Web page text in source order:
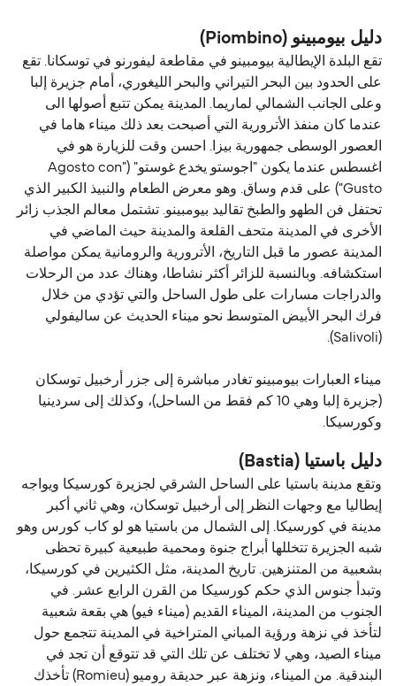
دليل بيومبينو (Piombino)
تقع البلدة الإيطالية بيومبينو في مقاطعة ليفورنو في توسكانا. تقع
على الحدود بين البحر التيراني والبحر الليغوري، أمام جزيرة إلبا
وعلى الجانب الشمالي لماريما. المدينة يمكن تتبع أصولها الى
عندما كان منفذ الأترورية التي أصبحت بعد ذلك ميناء هاما في
العصور الوسطى جمهورية بيزا. احسن وقت للزيارة هو في
اغسطس عندما يكون "اجوستو يخدع غوستو" ("Agosto con
Gusto") على قدم وساق. وهو معرض الطعام والنبيذ الكبير الذي
تحتفل فن الطهو والطبخ تقاليد بيومبينو. تشتمل معالم الجذب زائر
الأخرى في المدينة متحف القلعة والمدينة حيث الماضي في
المدينة عصور ما قبل التاريخ، الأترورية والرومانية يمكن مواصلة
استكشافه. وبالنسبة للزائر أكثر نشاطا، وهناك عدد من الرحلات
والدراجات مسارات على طول الساحل والتي تؤدي من خلال
فرك البحر الأبيض المتوسط ​​نحو ميناء الحديث عن ساليفولي
(Salivoli).
ميناء العبارات بيومبينو تغادر مباشرة إلى جزر أرخبيل توسكان
(جزيرة إلبا وهي 10 كم فقط من الساحل)، وكذلك إلى سردينيا
وكورسيكا.
دليل باستيا (Bastia)
وتقع مدينة باستيا على الساحل الشرقي لجزيرة كورسيكا ويواجه
إيطاليا مع وجهات النظر إلى أرخبيل توسكان، وهي ثاني أكبر
مدينة في كورسيكا. إلى الشمال من باستيا هو لو كاب كورس وهو
شبه الجزيرة تتخللها أبراج جنوة ومحمية طبيعية كبيرة تحظى
بشعبية من المتنزهين. تاريخ المدينة، مثل الكثيرين في كورسيكا،
وتبدأ جنوس الذي حكم كورسيكا من القرن الرابع عشر. في
الجنوب من المدينة، الميناء القديم (ميناء فيو) هي بقعة شعبية
لتأخذ في نزهة ورؤية المباني المتراخية في المدينة تتجمع حول
ميناء الصيد، وهي لا تختلف عن تلك التي قد تتوقع أن تجد في
البندقية. من الميناء، ونزهة عبر حديقة روميو (Romieu) تأخذك